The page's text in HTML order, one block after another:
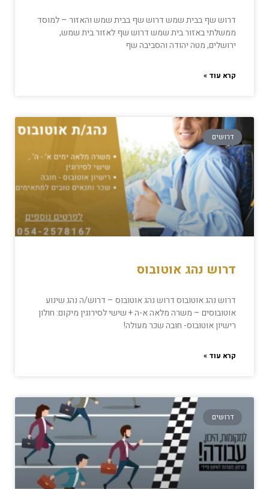
דרוש שף בבית שמש דרוש שף בבית שמש והאזור – למוסד
ממשלתי באזור בית שמש דרוש שף לאזור בית שמש,
ירושלים, מטה יהודה והסביבה שף
קרא עוד »
דרושים
דרוש נהג אוטובוס
דרוש נהג אוטובוס דרוש נהג אוטובוס – דרוש/ה נהג שינוע
אוטובוסים – משרה מלאה א-ה + שישי לסירוגין מיקום: חולון
רישיון אוטובוס- חובה שכר מעולה!
קרא עוד »
דרושים